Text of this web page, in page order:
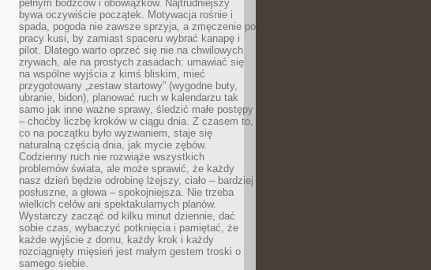
pełnym bodźców i obowiązków. Najtrudniejszy
bywa oczywiście początek. Motywacja rośnie i
spada, pogoda nie zawsze sprzyja, a zmęczenie po
pracy kusi, by zamiast spaceru wybrać kanapę i
pilot. Dlatego warto oprzeć się nie na chwilowych
zrywach, ale na prostych zasadach: umawiać się
na wspólne wyjścia z kimś bliskim, mieć
przygotowany „zestaw startowy” (wygodne buty,
ubranie, bidon), planować ruch w kalendarzu tak
samo jak inne ważne sprawy, śledzić małe postępy
– choćby liczbę kroków w ciągu dnia. Z czasem to,
co na początku było wyzwaniem, staje się
naturalną częścią dnia, jak mycie zębów.
Codzienny ruch nie rozwiąże wszystkich
problemów świata, ale może sprawić, że każdy
nasz dzień będzie odrobinę lżejszy, ciało – bardziej
posłuszne, a głowa – spokojniejsza. Nie trzeba
wielkich celów ani spektakularnych planów.
Wystarczy zacząć od kilku minut dziennie, dać
sobie czas, wybaczyć potknięcia i pamiętać, że
każde wyjście z domu, każdy krok i każdy
rozciągnięty mięsień jest małym gestem troski o
samego siebie.